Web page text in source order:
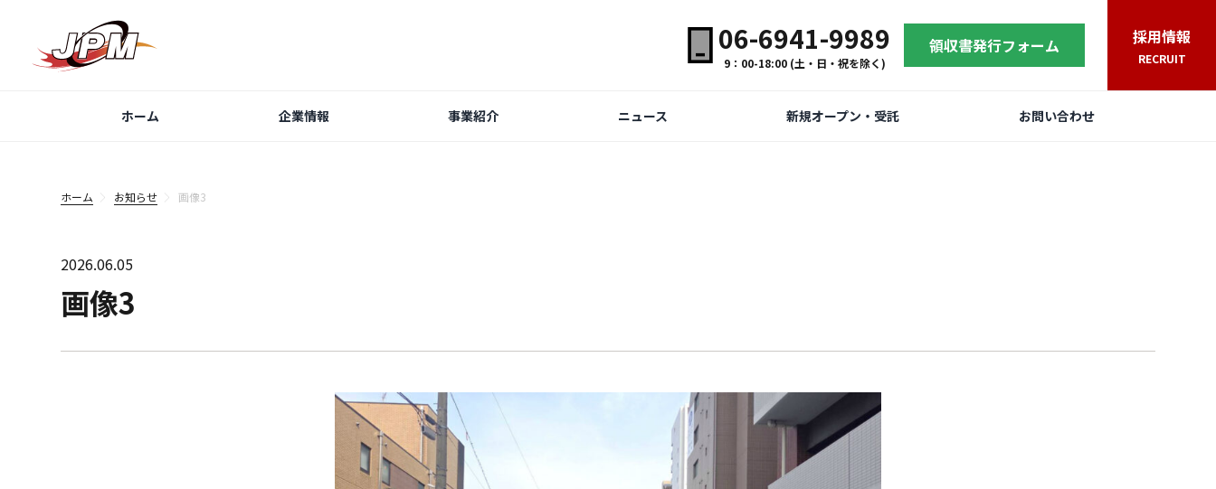
06-6941-9989
9：00-18:00 (土・日・祝を除く)
領収書発行フォーム 採用情報
RECRUIT
ホーム 企業情報 事業紹介 ニュース 新規オープン・受託 お問い合わせ
ホーム お知らせ 画像3
2026.06.05
画像3